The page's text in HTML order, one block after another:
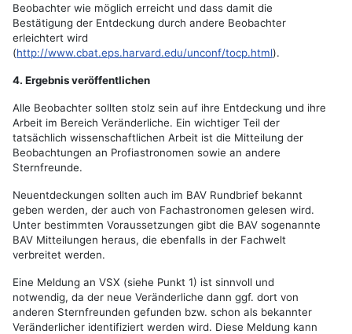
Beobachter wie möglich erreicht und dass damit die
Bestätigung der Entdeckung durch andere Beobachter
erleichtert wird
(http://www.cbat.eps.harvard.edu/unconf/tocp.html).
4. Ergebnis veröffentlichen
Alle Beobachter sollten stolz sein auf ihre Entdeckung und ihre
Arbeit im Bereich Veränderliche. Ein wichtiger Teil der
tatsächlich wissenschaftlichen Arbeit ist die Mitteilung der
Beobachtungen an Profiastronomen sowie an andere
Sternfreunde.
Neuentdeckungen sollten auch im BAV Rundbrief bekannt
geben werden, der auch von Fachastronomen gelesen wird.
Unter bestimmten Voraussetzungen gibt die BAV sogenannte
BAV Mitteilungen heraus, die ebenfalls in der Fachwelt
verbreitet werden.
Eine Meldung an VSX (siehe Punkt 1) ist sinnvoll und
notwendig, da der neue Veränderliche dann ggf. dort von
anderen Sternfreunden gefunden bzw. schon als bekannter
Veränderlicher identifiziert werden wird. Diese Meldung kann